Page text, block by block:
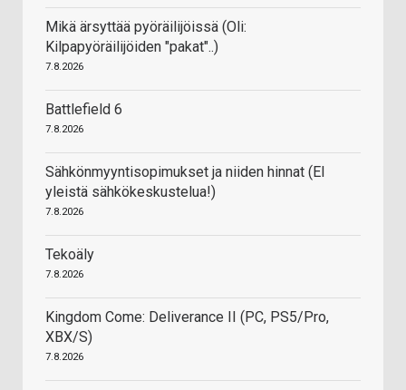
Mikä ärsyttää pyöräilijöissä (Oli:
Kilpapyöräilijöiden "pakat"..)
7.8.2026
Battlefield 6
7.8.2026
Sähkönmyyntisopimukset ja niiden hinnat (EI
yleistä sähkökeskustelua!)
7.8.2026
Tekoäly
7.8.2026
Kingdom Come: Deliverance II (PC, PS5/Pro,
XBX/S)
7.8.2026